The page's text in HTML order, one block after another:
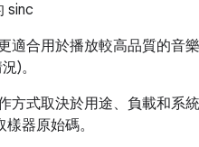
sinc
適合用於播放較高品質的音
)。
方式取決於用途、負載和系
器原始碼。